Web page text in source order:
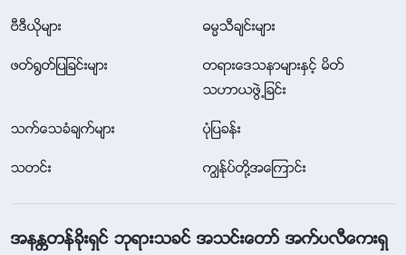
ဗီဒီယိုမ်ား ဓမၼသီခ်င္းမ်ား
ဖတ္႐ြတ္ျပျခင္းမ်ား
တရားေဒသနာမ်ားႏွင့္ မိတ္
သဟာယဖြဲ႕ျခင္း
သက္ေသခံခ်က္မ်ား ပုံျပခန္း
သတင္း ကြၽန္ုပ္တို႔အေၾကာင္း
အနႏၲတန္ခိုးရွင္ ဘုရားသခင္ အသင္းေတာ္ အက္ပလီေကးရွ